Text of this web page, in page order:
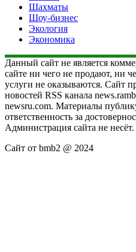
Шахматы
Шоу-бизнес
Экология
Экономика
Данный сайт не является
сайте ни чего не продают, ни
услуги не оказываются. Сайт
новостей RSS канала
newsru.com. Материалы
ответственность за
Администрация сайта не несёт.
Сайт от bmb2 @ 2024